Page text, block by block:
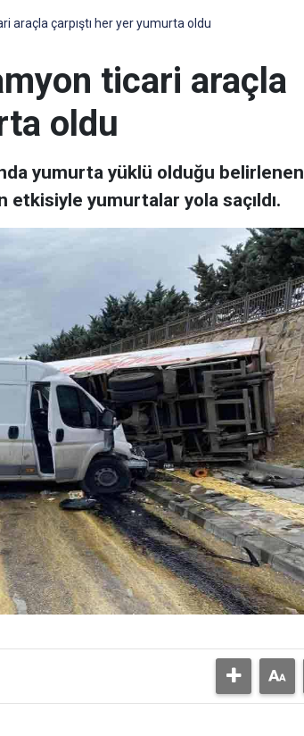
araçla çarpıştı her yer yumurta oldu
ticari araçla
oldu
yumurta yüklü olduğu belirlenen
etkisiyle yumurtalar yola saçıldı.